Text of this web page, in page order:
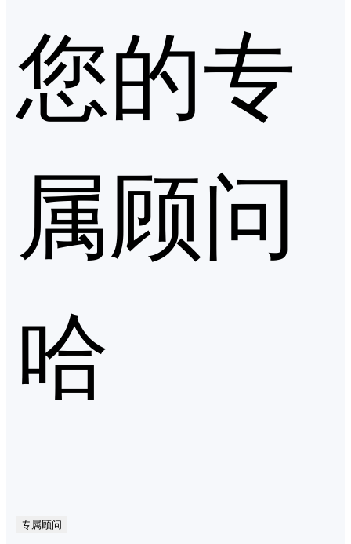
您的专
属顾问
哈
专属顾问